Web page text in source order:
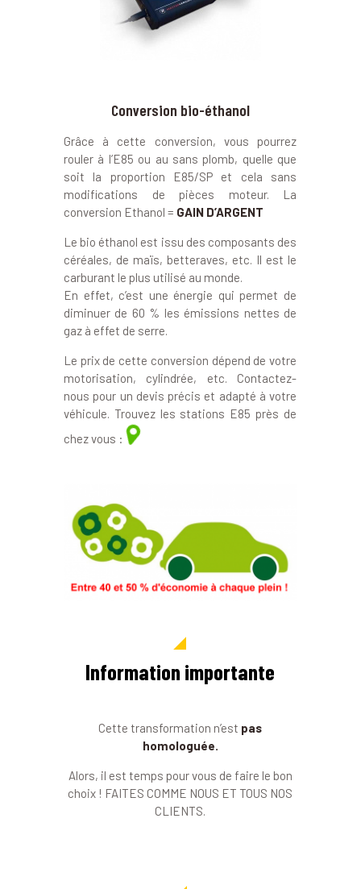
Conversion bio-éthanol
Grâce à cette conversion, vous pourrez
rouler à l’E85 ou au sans plomb, quelle que
soit la proportion E85/SP et cela sans
modifications de pièces moteur. La
conversion Ethanol = GAIN D’ARGENT
Le bio éthanol est issu des composants des
céréales, de maïs, betteraves, etc. Il est le
carburant le plus utilisé au monde.
En effet, c’est une énergie qui permet de
diminuer de 60 % les émissions nettes de
gaz à effet de serre.
Le prix de cette conversion dépend de votre
motorisation, cylindrée, etc. Contactez-
nous pour un devis précis et adapté à votre
véhicule. Trouvez les stations E85 près de
chez vous :
Information importante
Cette transformation n’est pas
homologuée.
Alors, il est temps pour vous de faire le bon
choix ! FAITES COMME NOUS ET TOUS NOS
CLIENTS.